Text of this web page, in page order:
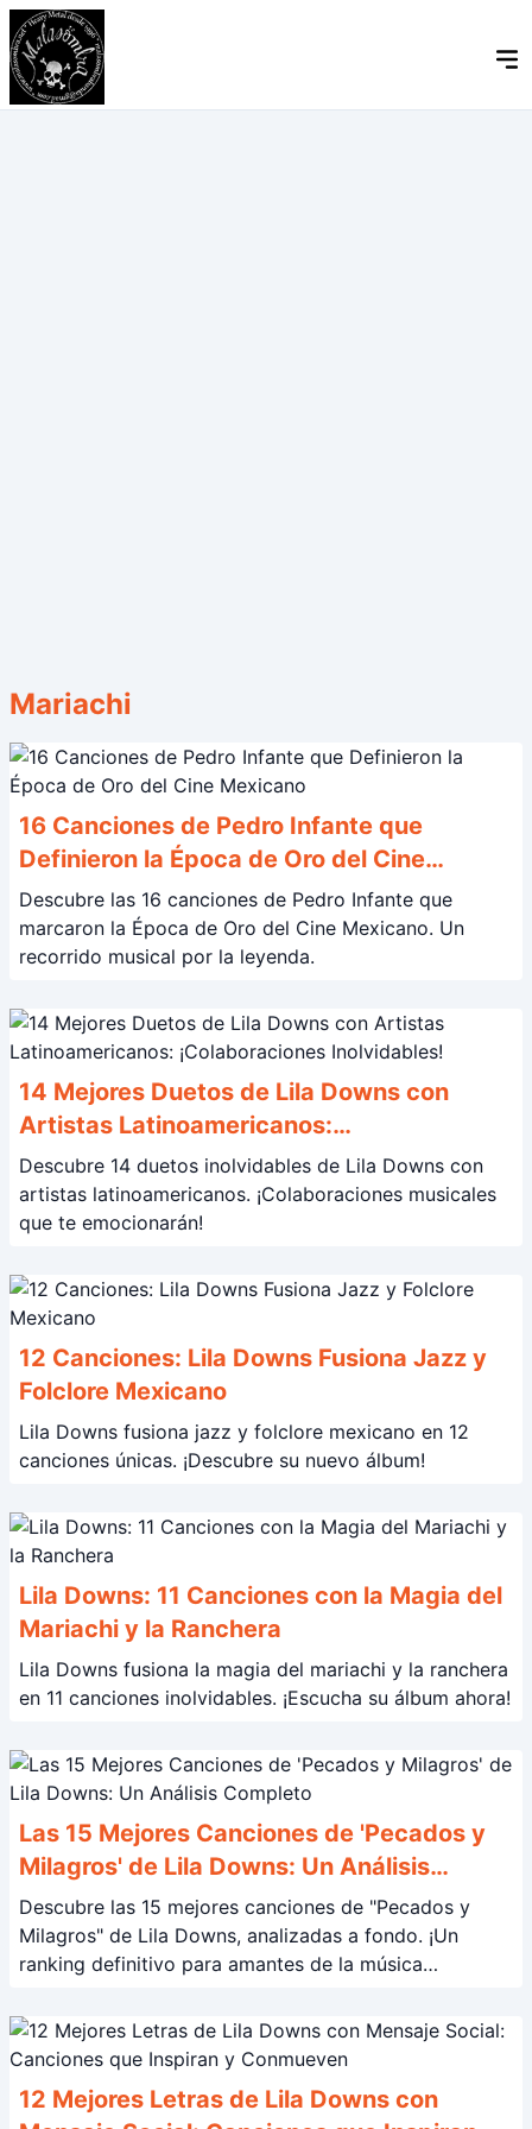
Mariachi
16 Canciones de Pedro Infante que
Definieron la Época de Oro del Cine
Mexicano
Descubre las 16 canciones de Pedro Infante que
marcaron la Época de Oro del Cine Mexicano. Un
recorrido musical por la leyenda.
14 Mejores Duetos de Lila Downs con
Artistas Latinoamericanos:
¡Colaboraciones Inolvidables!
Descubre 14 duetos inolvidables de Lila Downs con
artistas latinoamericanos. ¡Colaboraciones musicales
que te emocionarán!
12 Canciones: Lila Downs Fusiona Jazz y
Folclore Mexicano
Lila Downs fusiona jazz y folclore mexicano en 12
canciones únicas. ¡Descubre su nuevo álbum!
Lila Downs: 11 Canciones con la Magia del
Mariachi y la Ranchera
Lila Downs fusiona la magia del mariachi y la ranchera
en 11 canciones inolvidables. ¡Escucha su álbum ahora!
Las 15 Mejores Canciones de 'Pecados y
Milagros' de Lila Downs: Un Análisis
Completo
Descubre las 15 mejores canciones de "Pecados y
Milagros" de Lila Downs, analizadas a fondo. ¡Un
ranking definitivo para amantes de la música
12 Mejores Letras de Lila Downs con